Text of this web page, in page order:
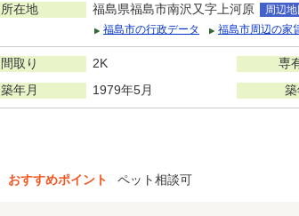
所在地 福島県福島市南沢又字上河原
周辺地
福島市の行政データ
福島市周辺の家
間取り 2K 専
築年月 1979年5月
おすすめポイント ペット相談可